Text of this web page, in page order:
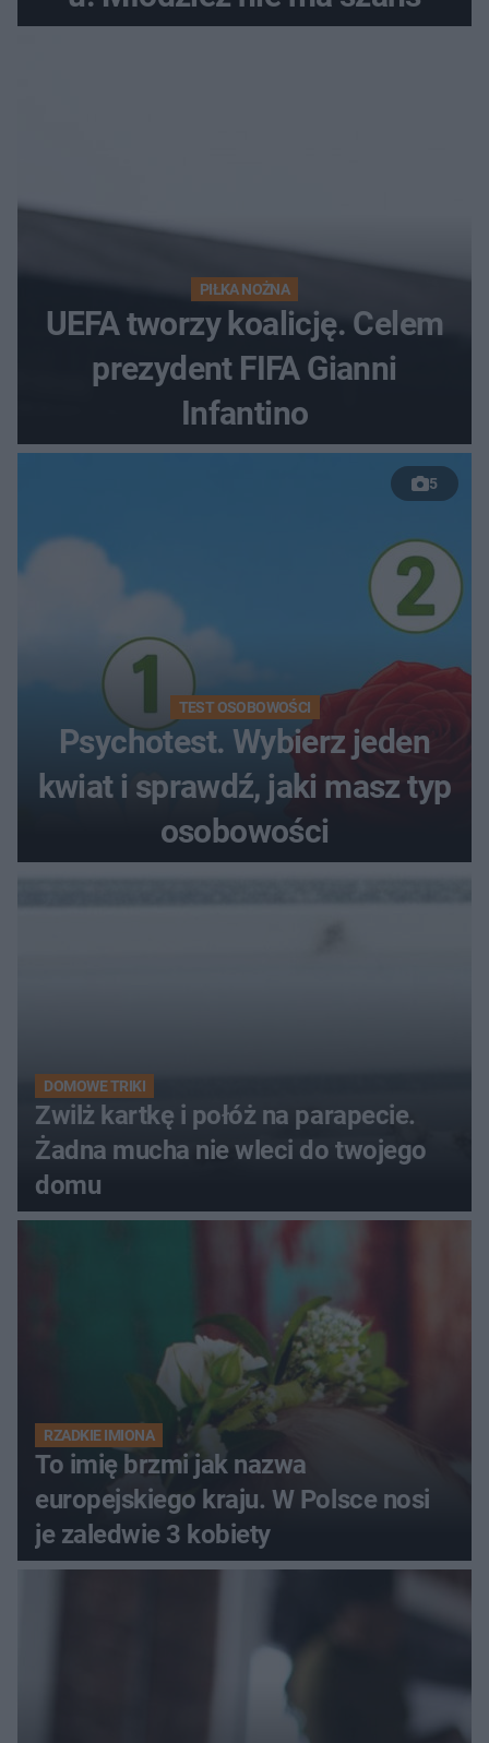
PIŁKA NOŻNA
UEFA tworzy koalicję. Celem
prezydent FIFA Gianni
Infantino
5
TEST OSOBOWOŚCI
Psychotest. Wybierz jeden
kwiat i sprawdź, jaki masz typ
osobowości
DOMOWE TRIKI
Zwilż kartkę i połóż na parapecie.
Żadna mucha nie wleci do twojego
domu
RZADKIE IMIONA
To imię brzmi jak nazwa
europejskiego kraju. W Polsce nosi
je zaledwie 3 kobiety